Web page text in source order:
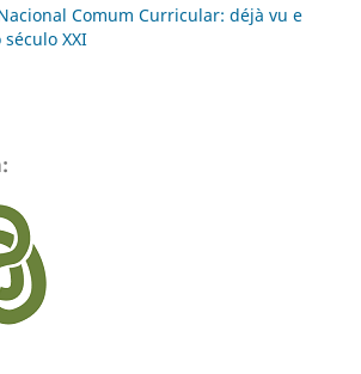
Comum Curricular: déjà vu e
XXI